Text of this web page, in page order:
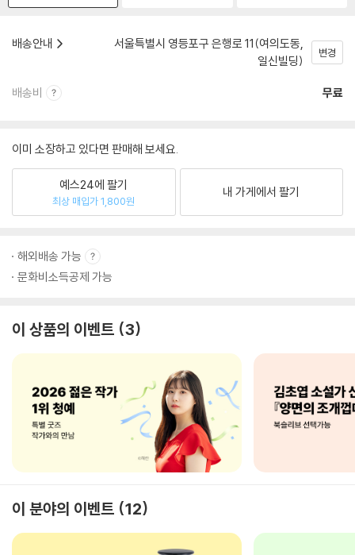
배송안내
서울특별시 영등포구 은행로 11(여의도동,
일신빌딩)
변경
배송비 무료
이미 소장하고 있다면 판매해 보세요.
예스24에 팔기
최상 매입가 1,800원
내 가게에서 팔기
해외배송 가능
문화비소득공제 가능
이 상품의 이벤트 3
이 분야의 이벤트 12